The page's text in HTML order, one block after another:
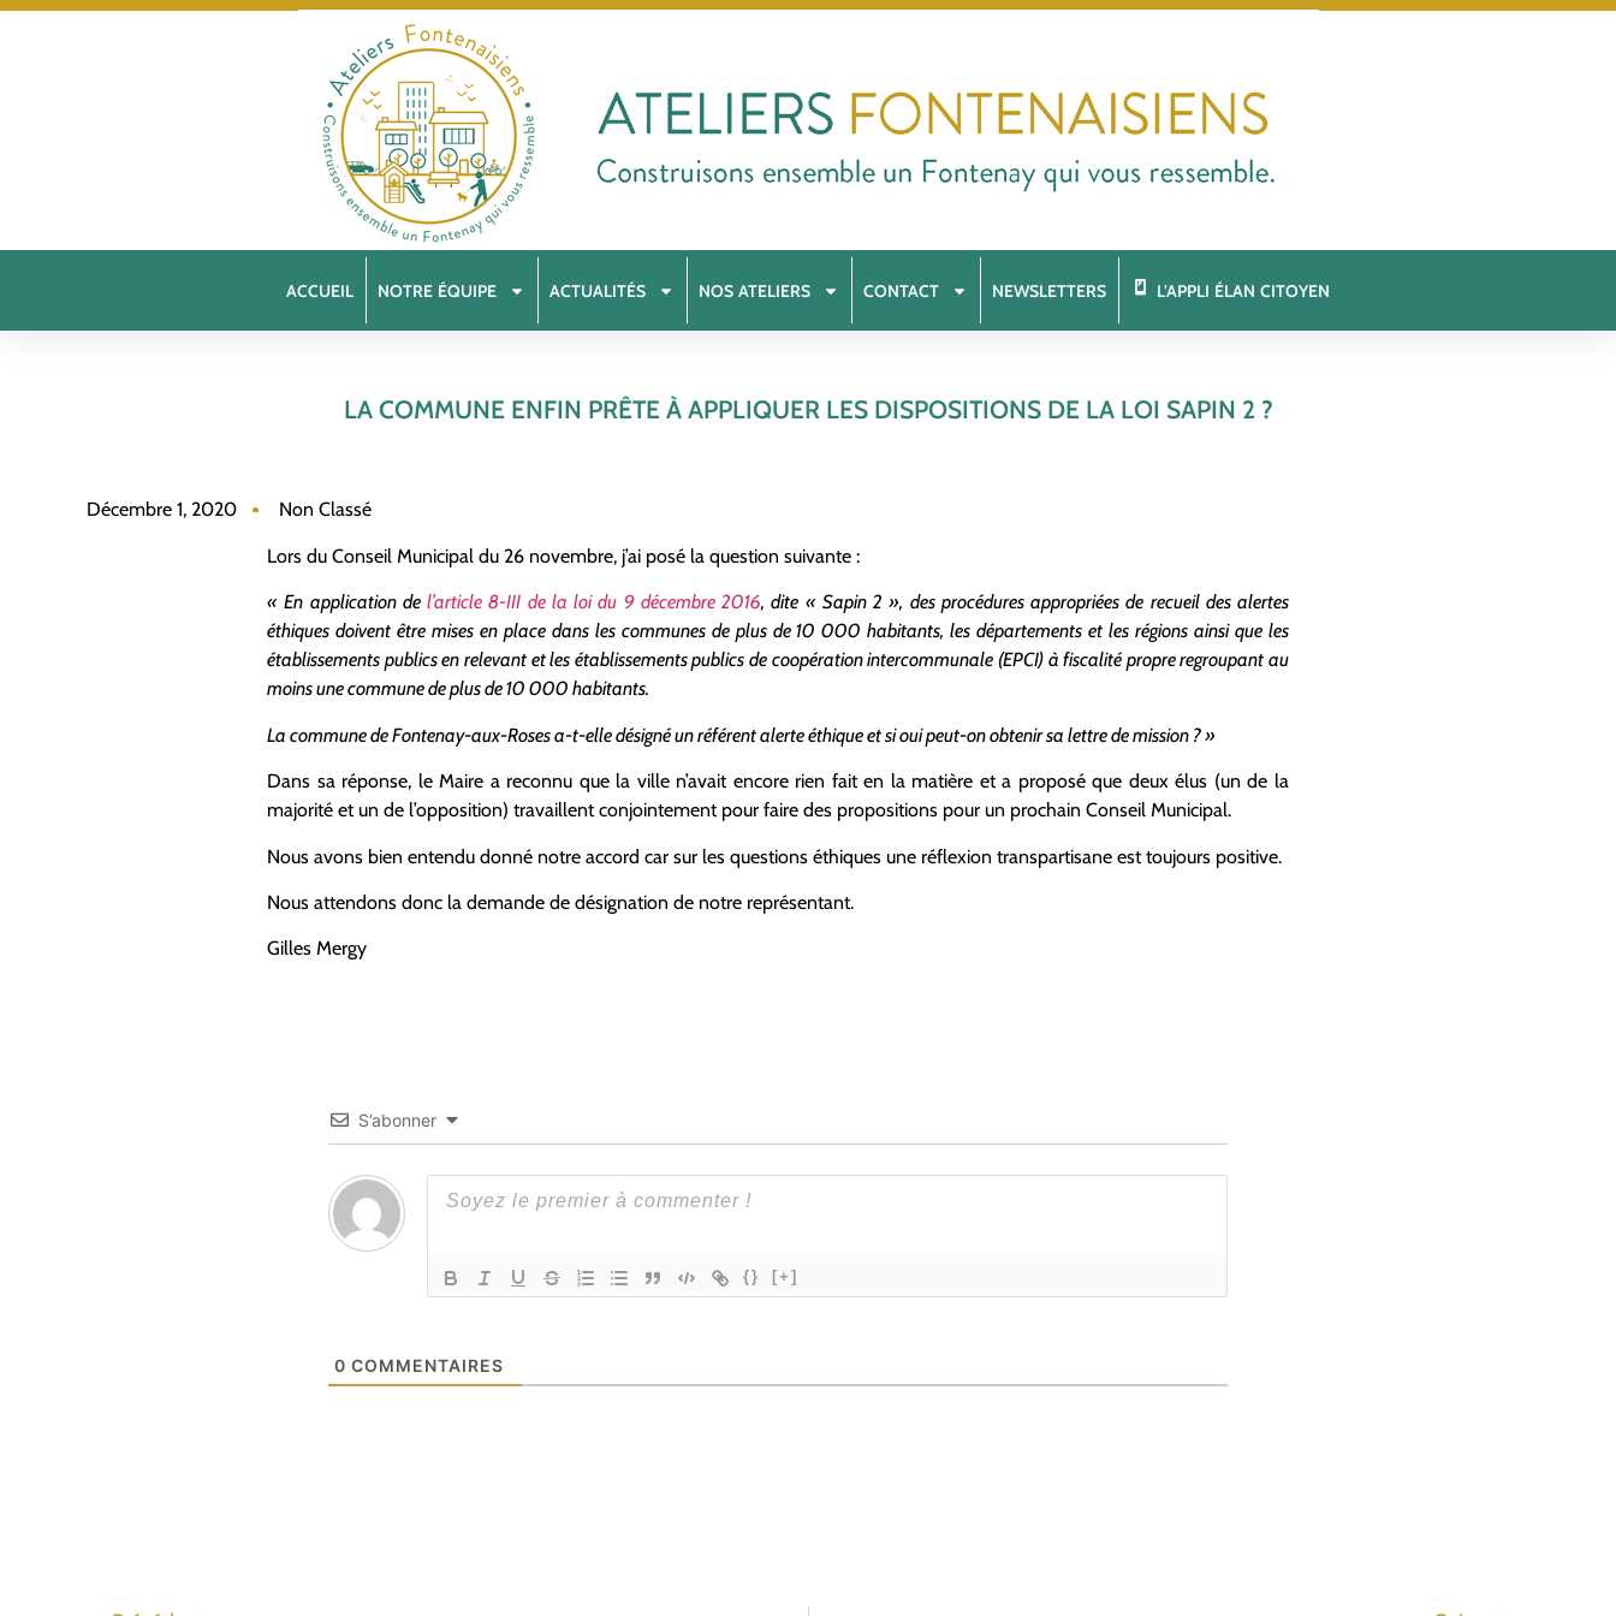
ACCUEIL NOTRE ÉQUIPE ACTUALITÉS NOS ATELIERS CONTACT NEWSLETTERS L’APPLI ÉLAN CITOYEN
LA COMMUNE ENFIN PRÊTE À APPLIQUER LES DISPOSITIONS DE LA LOI SAPIN 2 ?
Décembre 1, 2020 Non Classé
Lors du Conseil Municipal du 26 novembre, j’ai posé la question suivante :
« En application del’article 8-III de la loi du 9 décembre 2016, dite « Sapin 2 », des procédures appropriées de recueil des alertes
éthiques doivent être mises en place dans les communes de plus de 10 000 habitants, les départements et les régions ainsi que les
établissements publics en relevant et les établissements publics de coopération intercommunale (EPCI) à fiscalité propre regroupant au
moins une commune de plus de 10 000 habitants.
La commune de Fontenay-aux-Roses a-t-elle désigné un référent alerte éthique et si oui peut-on obtenir sa lettre de mission ? »
Dans sa réponse, le Maire a reconnu que la ville n’avait encore rien fait en la matière et a proposé que deux élus (un de la
majorité et un de l’opposition) travaillent conjointement pour faire des propositions pour un prochain Conseil Municipal.
Nous avons bien entendu donné notre accord car sur les questions éthiques une réflexion transpartisane est toujours positive.
Nous attendons donc la demande de désignation de notre représentant.
Gilles Mergy
S’abonner
{} [+]
0 COMMENTAIRES